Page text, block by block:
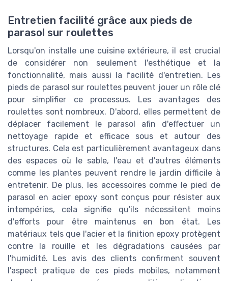
Entretien facilité grâce aux pieds de
parasol sur roulettes
Lorsqu'on installe une cuisine extérieure, il est crucial
de considérer non seulement l'esthétique et la
fonctionnalité, mais aussi la facilité d'entretien. Les
pieds de parasol sur roulettes peuvent jouer un rôle clé
pour simplifier ce processus. Les avantages des
roulettes sont nombreux. D'abord, elles permettent de
déplacer facilement le parasol afin d'effectuer un
nettoyage rapide et efficace sous et autour des
structures. Cela est particulièrement avantageux dans
des espaces où le sable, l'eau et d'autres éléments
comme les plantes peuvent rendre le jardin difficile à
entretenir. De plus, les accessoires comme le pied de
parasol en acier epoxy sont conçus pour résister aux
intempéries, cela signifie qu'ils nécessitent moins
d'efforts pour être maintenus en bon état. Les
matériaux tels que l'acier et la finition epoxy protègent
contre la rouille et les dégradations causées par
l'humidité. Les avis des clients confirment souvent
l'aspect pratique de ces pieds mobiles, notamment